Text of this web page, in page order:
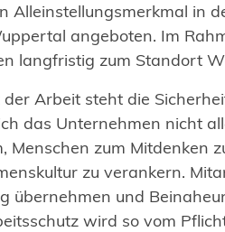
Alleinstellungsmerkmal in
angeboten. Im
langfristig zum Standort
Arbeit steht die
das Unternehmen nicht
Menschen zum Mitdenken
zu verankern.
übernehmen und
wird so vom